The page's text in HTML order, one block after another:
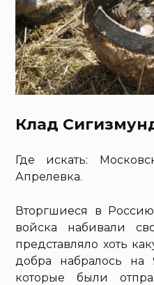
Клад
Где искать:
Апрелевка.
Вторгшиеся в
войска набивали
представляло хоть
добра набралось на
которые были